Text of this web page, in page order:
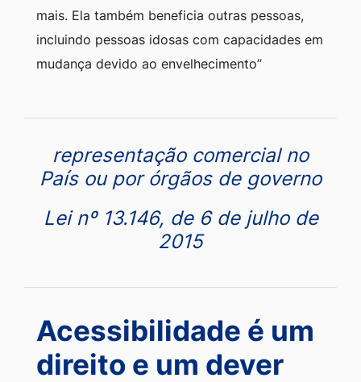
mais. Ela também beneficia outras pessoas,
incluindo pessoas idosas com capacidades em
mudança devido ao envelhecimento”
representação comercial no
País ou por órgãos de governo
Lei nº 13.146, de 6 de julho de
2015
Acessibilidade é um
direito e um dever